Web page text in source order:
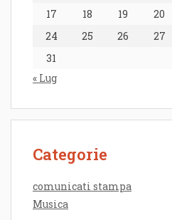
17
18 19 20
24
25 26 27
31
« Lug
Categorie
comunicati stampa
Musica